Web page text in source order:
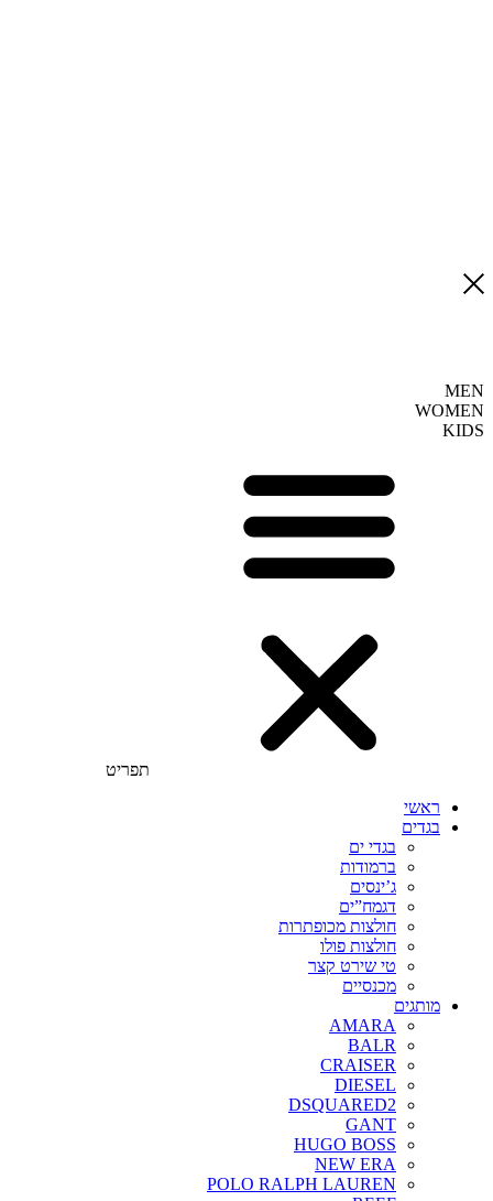
MEN
WOMEN
KIDS
תפריט
ראשי
בגדים
בגדי ים
ברמודות
ג’ינסים
דגמח”ים
חולצות מכופתרות
חולצות פולו
טי שירט קצר
מכנסיים
מותגים
AMARA
BALR
CRAISER
DIESEL
DSQUARED2
GANT
HUGO BOSS
NEW ERA
POLO RALPH LAUREN